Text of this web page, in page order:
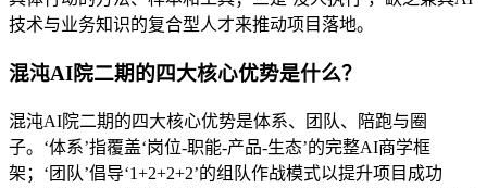
技术与业务知识的复合型人才来推动项目落地。
混沌AI院二期的四大核心优势是什么？
混沌AI院二期的四大核心优势是体系、团队、陪跑与圈
子。‘体系’指覆盖‘岗位-职能-产品-生态’的完整AI商学框
架；‘团队’倡导‘1+2+2+2’的组队作战模式以提升项目成功